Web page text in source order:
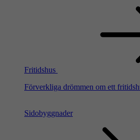
Fritidshus
Förverkliga drömmen om ett
Sidobyggnader